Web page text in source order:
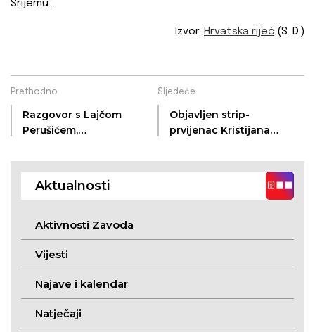
Srijemu“.
Izvor: Hrvatska riječ (S. D.)
Prethodno
Razgovor s Lajčom
Perušićem,
Sljedeće
Objavljen strip-
prvijenac Kristijana
Aktualnosti
Aktivnosti Zavoda
Vijesti
Najave i kalendar
Natječaji